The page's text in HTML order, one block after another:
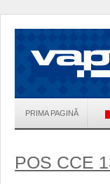
PRIMA PAGINĂ
POS CCE